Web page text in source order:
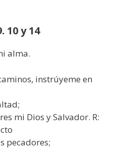
10 y 14
alma.
instrúyeme en
mi Dios y Salvador. R:
pecadores;